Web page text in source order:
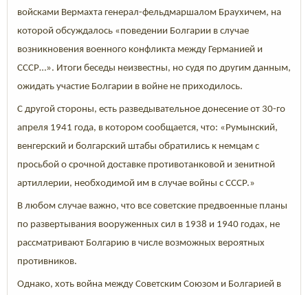
войсками Вермахта генерал-фельдмаршалом Браухичем, на
которой обсуждалось «поведении Болгарии в случае
возникновения военного конфликта между Германией и
СССР…». Итоги беседы неизвестны, но судя по другим данным,
ожидать участие Болгарии в войне не приходилось.
С другой стороны, есть разведывательное донесение от 30-го
апреля 1941 года, в котором сообщается, что: «Румынский,
венгерский и болгарский штабы обратились к немцам с
просьбой о срочной доставке противотанковой и зенитной
артиллерии, необходимой им в случае войны с СССР.»
В любом случае важно, что все советские предвоенные планы
по развертывания вооруженных сил в 1938 и 1940 годах, не
рассматривают Болгарию в числе возможных вероятных
противников.
Однако, хоть война между Советским Союзом и Болгарией в